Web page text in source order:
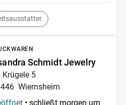
Schmidt Jewelry
Krügele 5
Wiernsheim
• schließt morgen um